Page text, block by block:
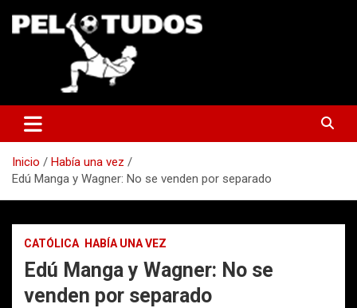
Inicio
Había una vez
Edú Manga y Wagner: No se venden por separado
CATÓLICA HABÍA UNA VEZ
Edú Manga y Wagner: No se
venden por separado